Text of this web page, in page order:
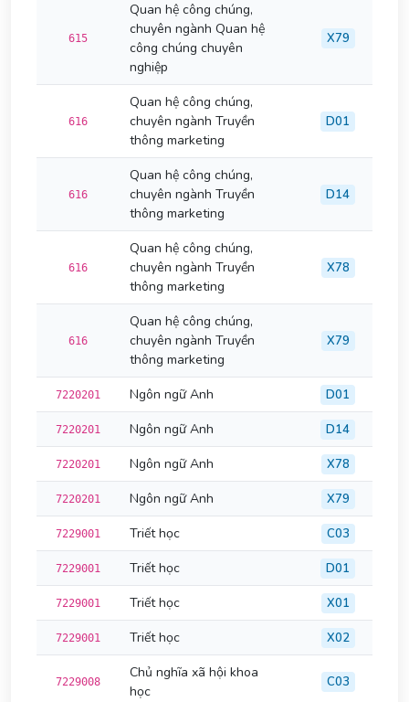
615
Quan hệ công chúng,
chuyên ngành Quan hệ
công chúng chuyên
nghiệp
X79
616
Quan hệ công chúng,
chuyên ngành Truyền
thông marketing
D01
616
Quan hệ công chúng,
chuyên ngành Truyền
thông marketing
D14
616
Quan hệ công chúng,
chuyên ngành Truyền
thông marketing
X78
616
Quan hệ công chúng,
chuyên ngành Truyền
thông marketing
X79
7220201 Ngôn ngữ Anh D01
7220201 Ngôn ngữ Anh D14
7220201 Ngôn ngữ Anh X78
7220201 Ngôn ngữ Anh X79
7229001 Triết học C03
7229001 Triết học D01
7229001 Triết học X01
7229001 Triết học X02
7229008
Chủ nghĩa xã hội khoa
học
C03